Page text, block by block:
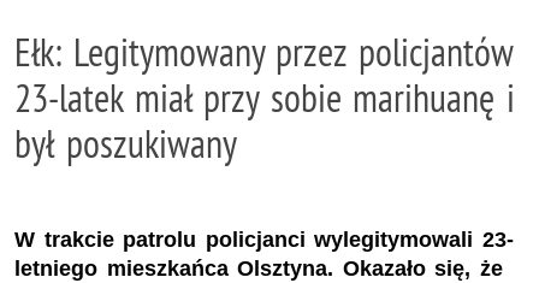
Ełk: Legitymowany przez policjantów
23-latek miał przy sobie marihuanę i
był poszukiwany
W trakcie patrolu policjanci wylegitymowali 23-
letniego mieszkańca Olsztyna. Okazało się, że